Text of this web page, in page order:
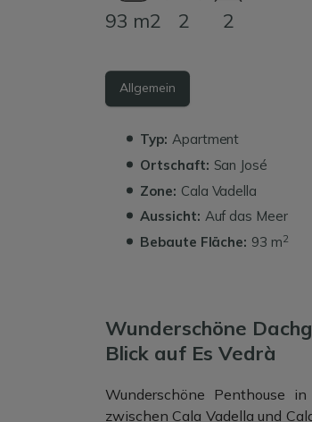
93 m2 2 2
Allgemein
Typ: Apartment
Ortschaft: San José
Zone: Cala Vadella
Aussicht: Auf das Meer
Bebaute Fläche: 93 m2
Wunderschöne
Blick auf Es Vedrà
Wunderschöne Penthouse
zwischen Cala Vadella und